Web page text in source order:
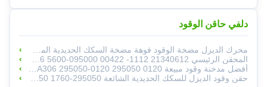
دلفي حاقن الوقود
محرك الديزل مضخة الوقود فوهة مضخة السكك الحديدية المشتركة ASSY 095000-9720 095000-9722 ME307488 لـ DENSO Mitsubishi 6M60
المحقن الرئيسي 21340612 1112- 00422 095000-5600 0445110646 0414755008 0445110139 0414703004 0445110250 0445120333
أفضل مدخنة وقود مبيعة 1465A323 1465A306 295050-0120 295050 0120 قطاعات المحرك مدخنة 2950500120 لـ Mistubishi 4N1
حقن وقود الديزل للسكك الحديدية الشائعة 295050-1760 295050 1760 أنظمة فوهات الحقن 2950501760 لشركة MITSUBISHI